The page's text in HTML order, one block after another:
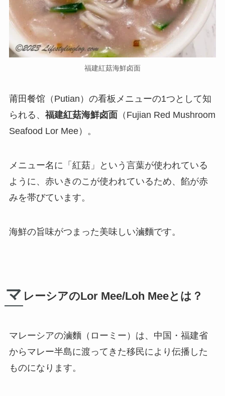
福建紅菇海鮮卤面
莆田餐馆（Putian）の看板メニューの1つとして知
られる、 福建紅菇海鮮卤面 （Fujian Red Mushroom
Seafood Lor Mee） 。
メニュー名に「紅菇」という言葉が使われている
ように、赤いきのこが使われているため、餡が赤
みを帯びています。
海鮮の旨味がつまった美味しい滷麵です。
マ レーシアのLor Mee/Loh Meeとは？
マレーシアの滷麵（ローミー）は、中国・福建省
からマレー半島に渡ってきた移民により伝播した
ものになります。